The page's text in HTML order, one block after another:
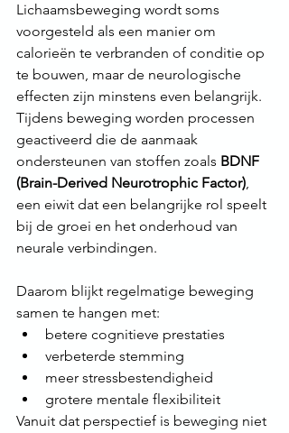
Lichaamsbeweging wordt soms
voorgesteld als een manier om
calorieën te verbranden of conditie op
te bouwen, maar de neurologische
effecten zijn minstens even belangrijk.
Tijdens beweging worden processen
geactiveerd die de aanmaak
ondersteunen van stoffen zoals BDNF
(Brain-Derived Neurotrophic Factor),
een eiwit dat een belangrijke rol speelt
bij de groei en het onderhoud van
neurale verbindingen.
Daarom blijkt regelmatige beweging
samen te hangen met:
betere cognitieve prestaties
verbeterde stemming
meer stressbestendigheid
grotere mentale flexibiliteit
Vanuit dat perspectief is beweging niet